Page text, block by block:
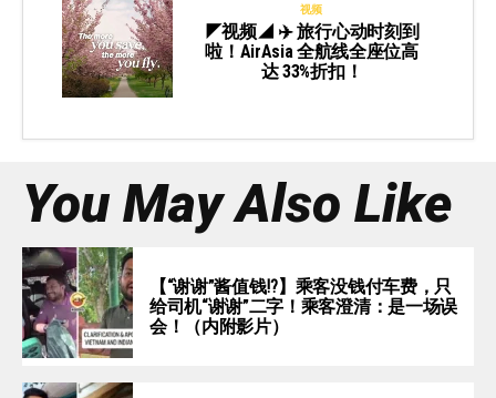
视频
◤视频◢ ✈️ 旅行心动时刻到
啦！AirAsia 全航线全座位高
达 33%折扣！
You May Also Like
【“谢谢”酱值钱⁉️】乘客没钱付车费，只
给司机“谢谢”二字！乘客澄清：是一场误
会！（内附影片）